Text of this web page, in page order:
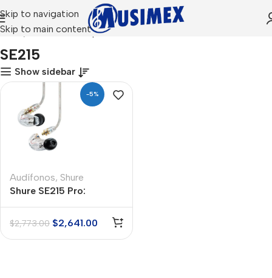
Skip to navigation
Skip to main content
Inicio Productos etiquetados “SE215”
SE215
Show sidebar
-5%
Audífonos, Shure
Shure SE215 Pro:
Auriculares
Profesionales con
Tecnología Sound
$2,773.00 $2,641.00